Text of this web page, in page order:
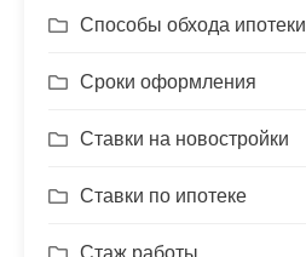
Способы обхода ипотеки
Сроки оформления
Ставки на новостройки
Ставки по ипотеке